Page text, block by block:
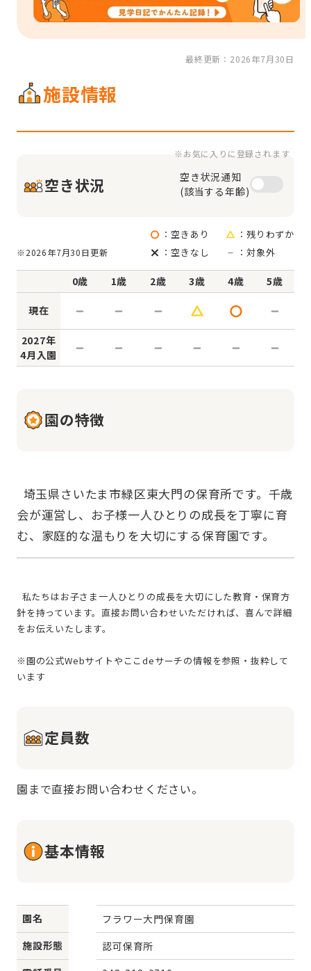
最終更新：2026年7月30日
施設情報
空き状況
※お気に入りに登録されます
空き状況通知
(該当する年齢)
※2026年7月30日更新
：空きあり
：残りわずか
：空きなし
：対象外
0歳 1歳 2歳 3歳 4歳 5歳
現在
2027年
4月入園
園の特徴
会が運営し、お子様一人ひとりの成長を丁寧に育
針を持っています。直接お問い合わせいただければ、喜んで詳細
をお伝えいたします。
※園の公式Webサイトやここdeサーチの情報を参照・抜粋して
定員数
園まで直接お問い合わせください。
基本情報
園名
フラワー大門保育園
施設形態
認可保育所